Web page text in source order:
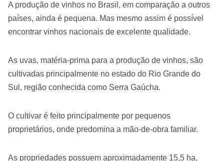
A produção de vinhos no Brasil, em comparação a outros
países, ainda é pequena. Mas mesmo assim é possível
encontrar vinhos nacionais de excelente qualidade.
As uvas, matéria-prima para a produção de vinhos, são
cultivadas principalmente no estado do Rio Grande do
Sul, região conhecida como Serra Gaúcha.
O cultivar é feito principalmente por pequenos
proprietários, onde predomina a mão-de-obra familiar.
As propriedades possuem aproximadamente 15,5 ha,